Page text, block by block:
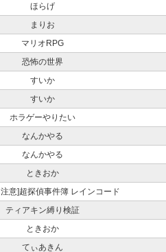
ほらげ
まりお
マリオRPG
恐怖の世界
すいか
すいか
ホラゲーやりたい
なんかやる
なんかやる
ときおか
意]超探偵事件簿 レインコード
ティアキン縛り検証
ときおか
てぃあきん